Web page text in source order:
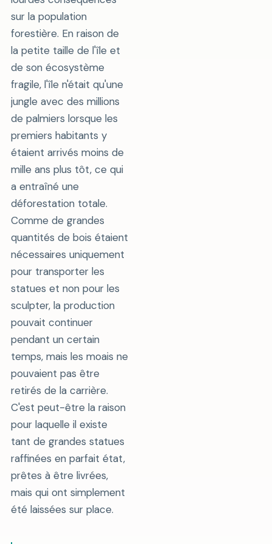
sur la population
forestière. En raison de
la petite taille de l'île et
de son écosystème
fragile, l'île n'était qu'une
jungle avec des millions
de palmiers lorsque les
premiers habitants y
étaient arrivés moins de
mille ans plus tôt, ce qui
a entraîné une
déforestation totale.
Comme de grandes
quantités de bois étaient
nécessaires uniquement
pour transporter les
statues et non pour les
sculpter, la production
pouvait continuer
pendant un certain
temps, mais les moais ne
pouvaient pas être
retirés de la carrière.
C'est peut-être la raison
pour laquelle il existe
tant de grandes statues
raffinées en parfait état,
prêtes à être livrées,
mais qui ont simplement
été laissées sur place.